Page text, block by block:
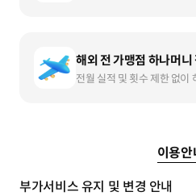
해외 전 가맹점 하나머니
전월 실적 및 횟수 제한 없이
이용안
부가서비스 유지 및 변경 안내